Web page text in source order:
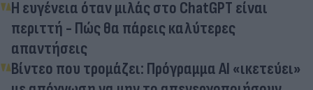
Η ευγένεια όταν μιλάς στο ChatGPT είναι
περιττή - Πώς θα πάρεις καλύτερες
απαντήσεις
Βίντεο που τρομάζει: Πρόγραμμα ΑΙ «ικετεύει»